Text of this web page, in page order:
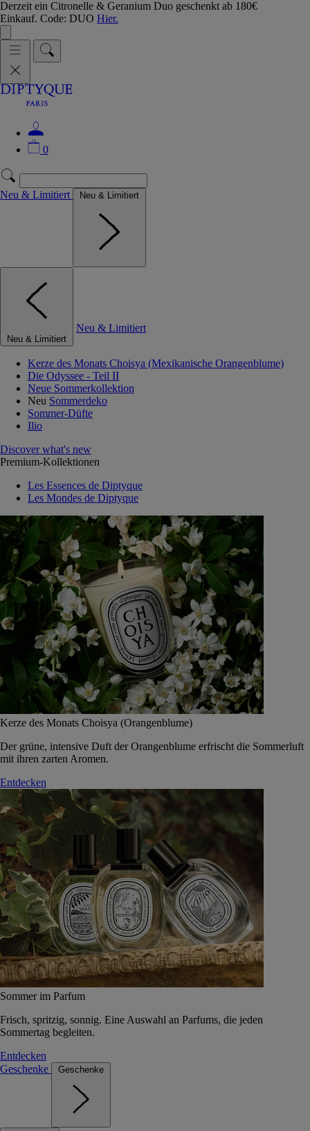
Derzeit ein Citronelle & Geranium Duo geschenkt ab 180€
Einkauf. Code: DUO Hier.
0
Neu & Limitiert Neu & Limitiert
Neu & Limitiert
Neu & Limitiert
Kerze des Monats Choisya (Mexikanische Orangenblume)
Die Odyssee - Teil II
Neue Sommerkollektion
Neu Sommerdeko
Sommer-Düfte
Ilio
Discover what's new
Premium-Kollektionen
Les Essences de Diptyque
Les Mondes de Diptyque
Kerze des Monats Choisya (Orangenblume)
Der grüne, intensive Duft der Orangenblume erfrischt die Sommerluft
mit ihren zarten Aromen.
Entdecken
Sommer im Parfum
Frisch, spritzig, sonnig. Eine Auswahl an Parfums, die jeden
Sommertag begleiten.
Entdecken
Geschenke
Geschenke